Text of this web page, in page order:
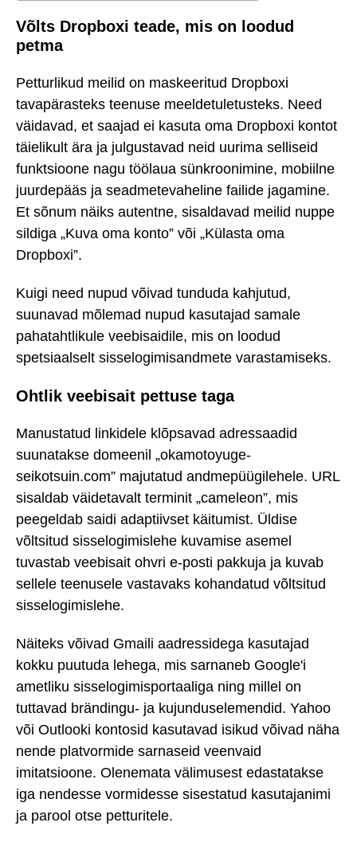
Võlts Dropboxi teade, mis on loodud
petma
Petturlikud meilid on maskeeritud Dropboxi
tavapärasteks teenuse meeldetuletusteks. Need
väidavad, et saajad ei kasuta oma Dropboxi kontot
täielikult ära ja julgustavad neid uurima selliseid
funktsioone nagu töölaua sünkroonimine, mobiilne
juurdepääs ja seadmetevaheline failide jagamine.
Et sõnum näiks autentne, sisaldavad meilid nuppe
sildiga „Kuva oma konto” või „Külasta oma
Dropboxi”.
Kuigi need nupud võivad tunduda kahjutud,
suunavad mõlemad nupud kasutajad samale
pahatahtlikule veebisaidile, mis on loodud
spetsiaalselt sisselogimisandmete varastamiseks.
Ohtlik veebisait pettuse taga
Manustatud linkidele klõpsavad adressaadid
suunatakse domeenil „okamotoyuge-
seikotsuin.com” majutatud andmepüügilehele. URL
sisaldab väidetavalt terminit „cameleon”, mis
peegeldab saidi adaptiivset käitumist. Üldise
võltsitud sisselogimislehe kuvamise asemel
tuvastab veebisait ohvri e-posti pakkuja ja kuvab
sellele teenusele vastavaks kohandatud võltsitud
sisselogimislehe.
Näiteks võivad Gmaili aadressidega kasutajad
kokku puutuda lehega, mis sarnaneb Google'i
ametliku sisselogimisportaaliga ning millel on
tuttavad brändingu- ja kujunduselemendid. Yahoo
või Outlooki kontosid kasutavad isikud võivad näha
nende platvormide sarnaseid veenvaid
imitatsioone. Olenemata välimusest edastatakse
iga nendesse vormidesse sisestatud kasutajanimi
ja parool otse petturitele.